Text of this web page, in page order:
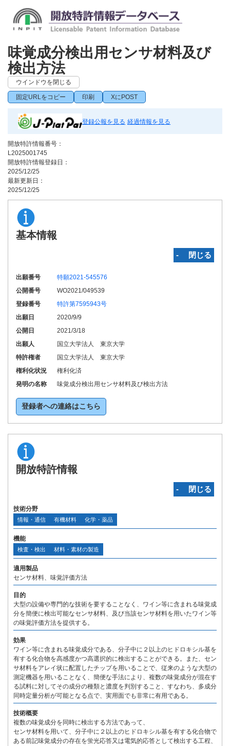
味覚成分検出用センサ材料及び
検出方法
ウインドウを閉じる
固定URLをコピー 印刷 XにPOST
登録公報を見る 経過情報を見る
開放特許情報番号：
L2025001745
開放特許情報登録日：
2025/12/25
最新更新日：
2025/12/25
基本情報
‐ 閉じる
出願番号
特願2021-545576
公開番号
WO2021/049539
登録番号
特許第7595943号
出願日
2020/9/9
公開日
2021/3/18
出願人
国立大学法人 東京大学
特許権者
国立大学法人 東京大学
権利化状況
権利化済
発明の名称
味覚成分検出用センサ材料及び検出方法
登録者への連絡はこちら
開放特許情報
‐ 閉じる
技術分野
情報・通信 有機材料 化学・薬品
機能
検査・検出 材料・素材の製造
適用製品
センサ材料、味覚評価方法
目的
大型の設備や専門的な技術を要することなく、ワイン等に含まれる味覚成
分を簡便に検出可能なセンサ材料、及び当該センサ材料を用いたワイン等
の味覚評価方法を提供する。
効果
ワイン等に含まれる味覚成分である、分子中に２以上のヒドロキシル基を
有する化合物を高感度かつ高選択的に検出することができる。また、セン
サ材料をアレイ状に配置したチップを用いることで、従来のような大型の
測定機器を用いることなく、簡便な手法により、複数の味覚成分が混在す
る試料に対してその成分の種類と濃度を判別すること、すなわち、多成分
同時定量分析が可能となる点で、実用面でも非常に有用である。
技術概要
複数の味覚成分を同時に検出する方法であって、
センサ材料を用いて、分子中に２以上のヒドロキシル基を有する化合物で
ある前記味覚成分の存在を蛍光応答又は電気的応答として検出する工程、